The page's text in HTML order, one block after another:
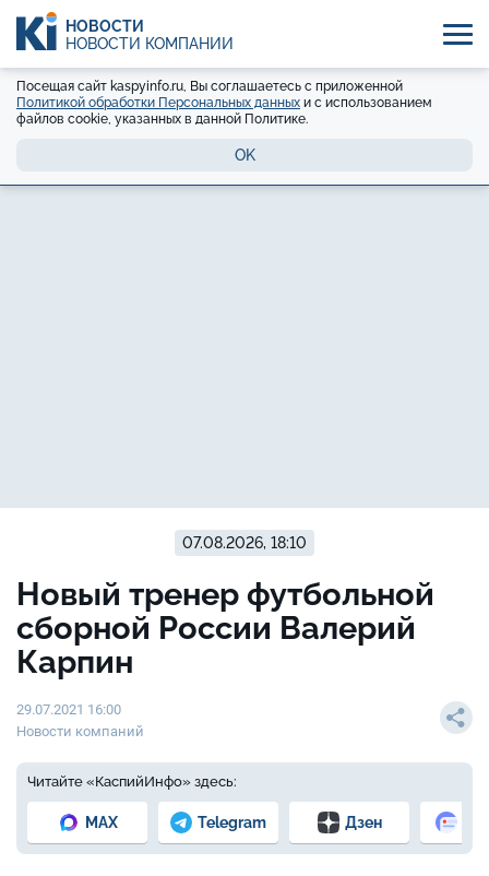
НОВОСТИ
НОВОСТИ КОМПАНИЙ
Посещая сайт kaspyinfo.ru, Вы соглашаетесь с приложенной
Политикой обработки Персональных данных и с использованием
файлов cookie, указанных в данной Политике.
OK
07.08.2026, 18:10
Новый тренер футбольной
сборной России Валерий
Карпин
29.07.2021 16:00
Новости компаний
Читайте «КаспийИнфо» здесь:
MAX Telegram Дзен